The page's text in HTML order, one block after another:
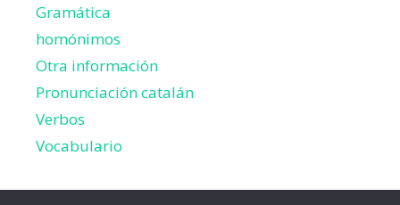
Gramática
homónimos
Otra información
Pronunciación catalán
Verbos
Vocabulario